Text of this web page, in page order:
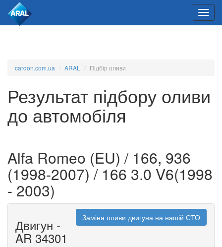
cardon.com.ua ARAL Підбір оливи
Результат підбору оливи
до автомобіля
Alfa Romeo (EU) / 166, 936
(1998-2007) / 166 3.0 V6(1998
- 2003)
Заміна оливи двигуна на нашій СТО
Двигун -
AR 34301